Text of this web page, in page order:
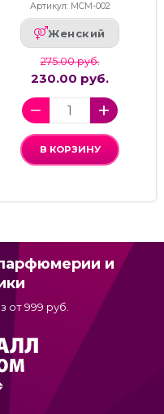
Артикул: МСМ-002
Женский
275.00 руб.
230.00 руб.
В КОРЗИНУ
и
от 999 руб.